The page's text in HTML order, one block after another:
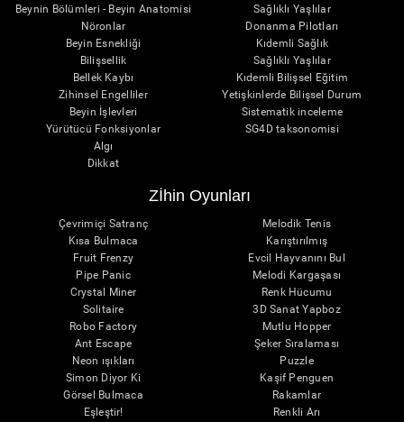
Beynin Bölümleri - Beyin Anatomisi
Nöronlar
Beyin Esnekliği
Bilişsellik
Bellek Kaybı
Zihinsel Engelliler
Beyin İşlevleri
Yürütücü Fonksiyonlar
Algı
Dikkat
Sağlıklı Yaşlılar
Donanma Pilotları
Kıdemli Sağlık
Sağlıklı Yaşlılar
Kıdemli Bilişsel Eğitim
Yetişkinlerde Bilişsel Durum
Sistematik inceleme
SG4D taksonomisi
Zİhin Oyunları
Çevrimiçi Satranç
Kısa Bulmaca
Fruit Frenzy
Pipe Panic
Crystal Miner
Solitaire
Robo Factory
Ant Escape
Neon ışıkları
Simon Diyor Ki
Görsel Bulmaca
Eşleştir!
Melodik Tenis
Karıştırılmış
Evcil Hayvanını Bul
Melodi Kargaşası
Renk Hücumu
3D Sanat Yapboz
Mutlu Hopper
Şeker Sıralaması
Puzzle
Kaşif Penguen
Rakamlar
Renkli Arı